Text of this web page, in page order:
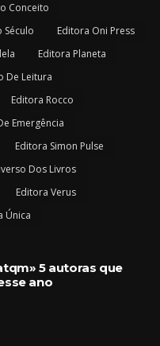
Conceito
Século
Editora Oni Press
Editora Planeta
De Leitura
Editora Rocco
Emergência
Editora Simon Pulse
Dos Livros
Editora Verus
Única
5 autoras que
ano